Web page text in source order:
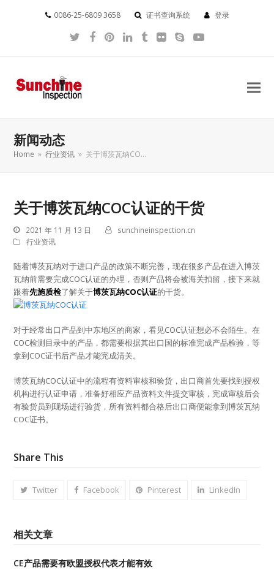
0086-25-6809 3658 证书查询系统 登录
Twitter
Facebook
Pinterest
LinkedIn
Tumblr
FlickrSkypeYouTube
新闻动态
Home » 行业资讯 » 关于博茨瓦纳CO…
关于博茨瓦纳COC认证的干货
2021 年 11 月 13 日
sunchineinspection.cn
行业资讯
随着博茨瓦纳对于进口产品的政策不断完善，现在很多产品在进入博茨
瓦纳前需要完成COC认证的办理，否则产品将会被海关扣留，接下来就
跟着先施质检了解关于博茨瓦纳COC认证的干货。
对于经常出口产品到中东地区的商家，看见COC认证想必不会陌生。在
COC检测目录中的产品，都需要根据其出口国的标准完成产品检验，等
拿到COC证书后产品才能完成清关。
博茨瓦纳COC认证中的流程有资料审核和验货，出口商首先要找到授权
机构进行认证申请，准备好相应产品资料文件提交审核，完成审核后会
有验货员到现场进行验货，所有资料都合格后出口商便能拿到博茨瓦纳
COC证书。
Share This
Twitter Facebook Pinterest LinkedIn
相关文章
CE产品需要有欧盟授权代表才能有效